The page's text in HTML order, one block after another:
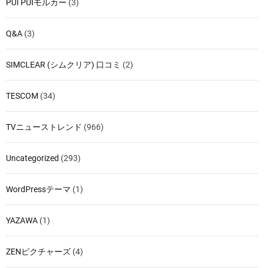
PUI PUIモルカー (3)
Q&A (3)
SIMCLEAR (シムクリア) 口コミ (2)
TESCOM (34)
TVニューストレンド (966)
Uncategorized (293)
WordPressテーマ (1)
YAZAWA (1)
ZENピクチャーズ (4)